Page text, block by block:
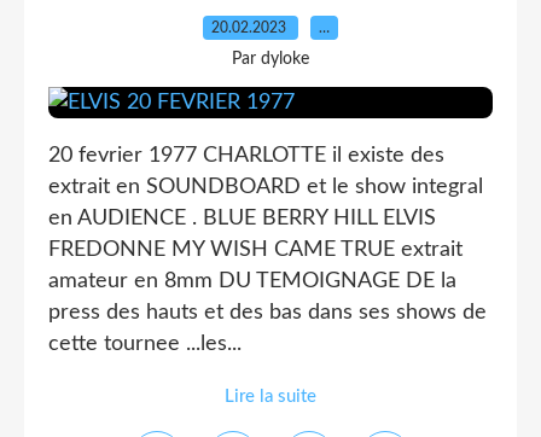
20.02.2023 …
Par dyloke
20 fevrier 1977 CHARLOTTE il existe des
extrait en SOUNDBOARD et le show integral
en AUDIENCE . BLUE BERRY HILL ELVIS
FREDONNE MY WISH CAME TRUE extrait
amateur en 8mm DU TEMOIGNAGE DE la
press des hauts et des bas dans ses shows de
cette tournee ...les...
Lire la suite